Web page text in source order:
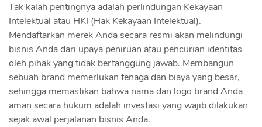
Tak kalah pentingnya adalah perlindungan Kekayaan
Intelektual atau HKI (Hak Kekayaan Intelektual).
Mendaftarkan merek Anda secara resmi akan melindungi
bisnis Anda dari upaya peniruan atau pencurian identitas
oleh pihak yang tidak bertanggung jawab. Membangun
sebuah brand memerlukan tenaga dan biaya yang besar,
sehingga memastikan bahwa nama dan logo brand Anda
aman secara hukum adalah investasi yang wajib dilakukan
sejak awal perjalanan bisnis Anda.